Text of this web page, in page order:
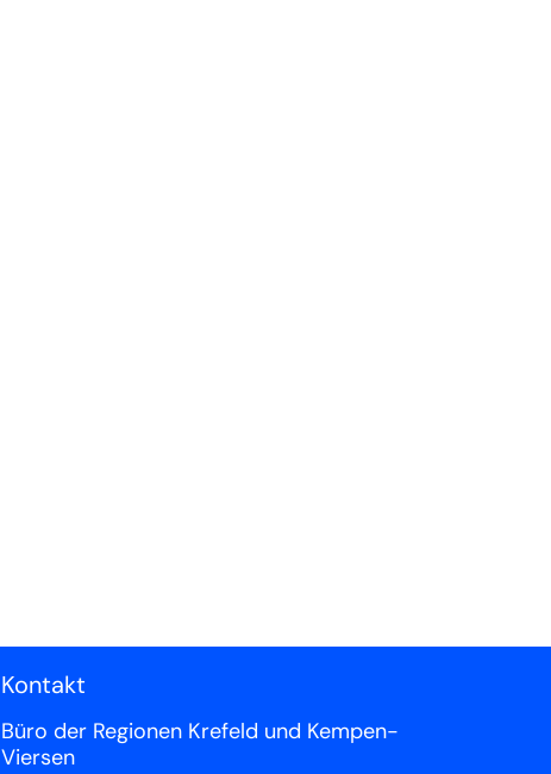
Kontakt
Büro der Regionen Krefeld und Kempen-
Viersen